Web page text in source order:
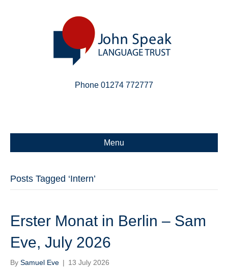
Phone 01274 772777
Menu
Posts Tagged ‘Intern’
Erster Monat in Berlin – Sam
Eve, July 2026
By Samuel Eve | 13 July 2026